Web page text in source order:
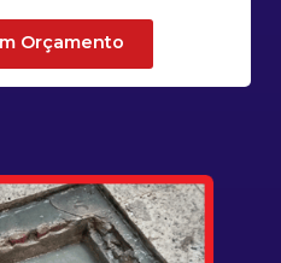
Orçamento